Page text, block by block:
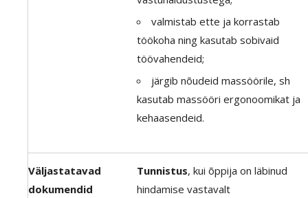
valmistab ette ja korrastab
töökoha ning kasutab sobivaid
töövahendeid;
järgib nõudeid massöörile, sh
kasutab massööri ergonoomikat ja
kehaasendeid.
Väljastatavad
dokumendid
Tunnistus, kui õppija on läbinud
hindamise vastavalt